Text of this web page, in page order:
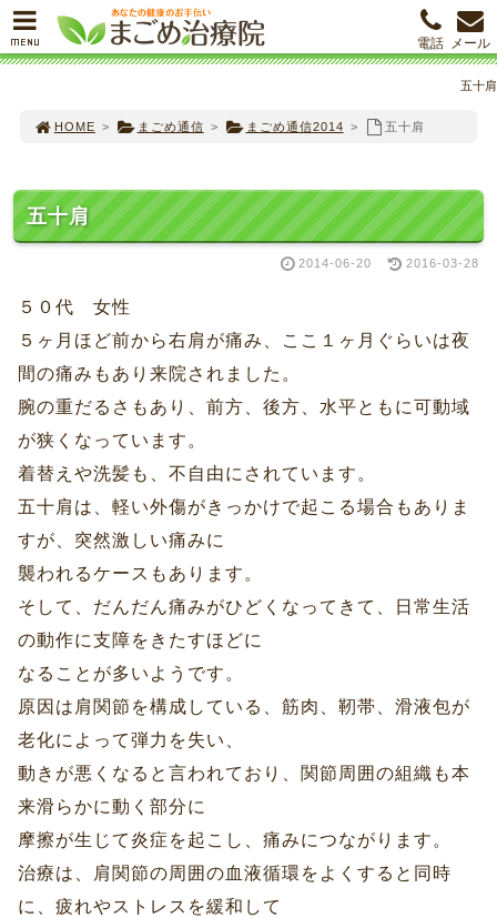
五十肩
HOME > まごめ通信 > まごめ通信2014 > 五十肩
五十肩
2014-06-20 2016-03-28
５０代 女性
５ヶ月ほど前から右肩が痛み、ここ１ヶ月ぐらいは夜
間の痛みもあり来院されました。
腕の重だるさもあり、前方、後方、水平ともに可動域
が狭くなっています。
着替えや洗髪も、不自由にされています。
五十肩は、軽い外傷がきっかけで起こる場合もありま
すが、突然激しい痛みに
襲われるケースもあります。
そして、だんだん痛みがひどくなってきて、日常生活
の動作に支障をきたすほどに
なることが多いようです。
原因は肩関節を構成している、筋肉、靭帯、滑液包が
老化によって弾力を失い、
動きが悪くなると言われており、関節周囲の組織も本
来滑らかに動く部分に
摩擦が生じて炎症を起こし、痛みにつながります。
治療は、肩関節の周囲の血液循環をよくすると同時
に、疲れやストレスを緩和して
MENU メール
電話